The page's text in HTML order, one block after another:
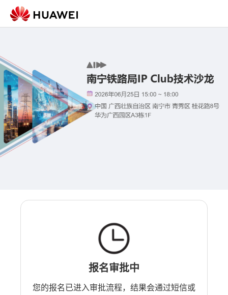
报名审批中
您的报名已进入审批流程，结果会通过短信或